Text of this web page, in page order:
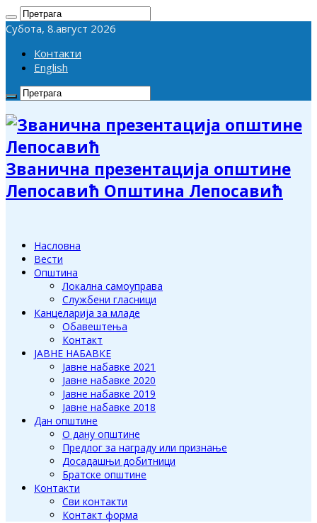
Субота, 8.август 2026
Контакти
English
Званична презентација општине
Лепосавић Општина Лепосавић
Насловна
Вести
Општина
Локална самоуправа
Службени гласници
Канцеларија за младе
Обавештења
Контакт
ЈАВНЕ НАБАВКЕ
Јавне набавке 2021
Јавне набавке 2020
Јавне набавке 2019
Јавне набавке 2018
Дан општине
О дану општине
Предлог за награду или признање
Досадашњи добитници
Братске општине
Контакти
Сви контакти
Контакт форма